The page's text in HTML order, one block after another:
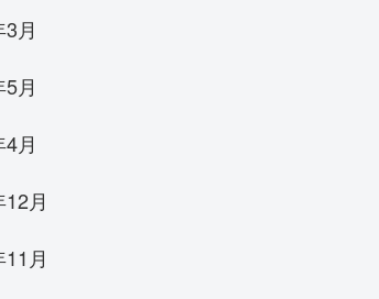
月
月
月
月
月